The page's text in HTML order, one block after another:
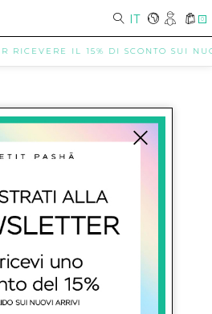
IT 0
RICEVERE IL 15% DI SCONTO SUI
Umberto I 301 Napoli